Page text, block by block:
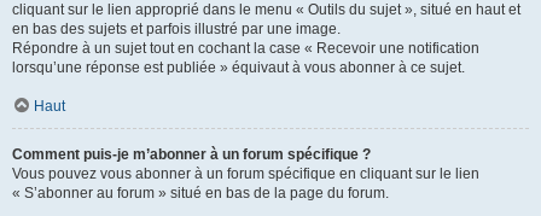
cliquant sur le lien approprié dans le menu « Outils du sujet », situé en haut et
en bas des sujets et parfois illustré par une image.
Répondre à un sujet tout en cochant la case « Recevoir une notification
lorsqu’une réponse est publiée » équivaut à vous abonner à ce sujet.
Haut
Comment puis-je m’abonner à un forum spécifique ?
Vous pouvez vous abonner à un forum spécifique en cliquant sur le lien
« S’abonner au forum » situé en bas de la page du forum.